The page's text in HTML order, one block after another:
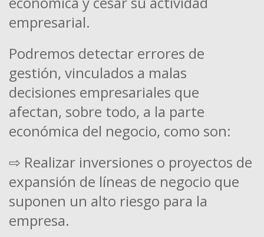
empresarial.
Podremos detectar errores de
gestión, vinculados a malas
decisiones empresariales que
afectan, sobre todo, a la parte
económica del negocio, como son:
⇨ Realizar inversiones o proyectos de
expansión de líneas de negocio que
suponen un alto riesgo para la
empresa.